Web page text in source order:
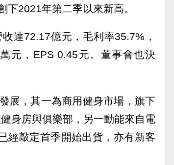
2021年第二季以來新高。
達72.17億元，毛利率35.7%，
元，EPS 0.45元。董事會也決
展，其一為商用健身市場，旗下
身房與俱樂部，另一動能來自電
經敲定首季開始出貨，亦有新客